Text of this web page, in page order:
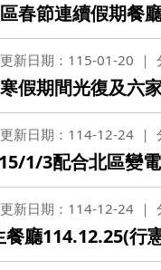
春節連續假期餐
更新日期：115-01-20
假期間光復及六
更新日期：114-12-24
1/3配合北區變
更新日期：114-12-24
廳114.12.25(行